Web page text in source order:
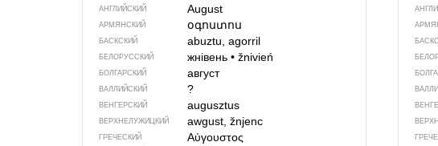
АНГЛИЙСКИЙ August
АРМЯНСКИЙ օգոստոս
БАСКСКИЙ abuztu, agorril
БЕЛОРУССКИЙ жнівень •žnivień
БОЛГАРСКИЙ август
ВАЛЛИЙСКИЙ ?
ВЕНГЕРСКИЙ augusztus
ВЕРХНЕЛУЖИЦКИЙ awgust, žnjenc
ГРЕЧЕСКИЙ Αύγουστος